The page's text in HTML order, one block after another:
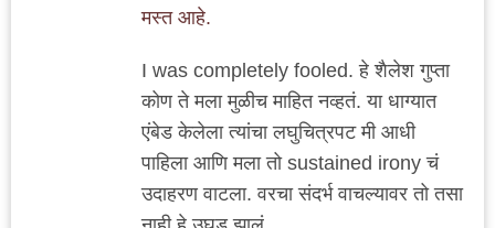
मस्त आहे.
I was completely fooled. हे शैलेश गुप्ता
कोण ते मला मुळीच माहित नव्हतं. या धाग्यात
एंबेड केलेला त्यांचा लघुचित्रपट मी आधी
पाहिला आणि मला तो sustained irony चं
उदाहरण वाटला. वरचा संदर्भ वाचल्यावर तो तसा